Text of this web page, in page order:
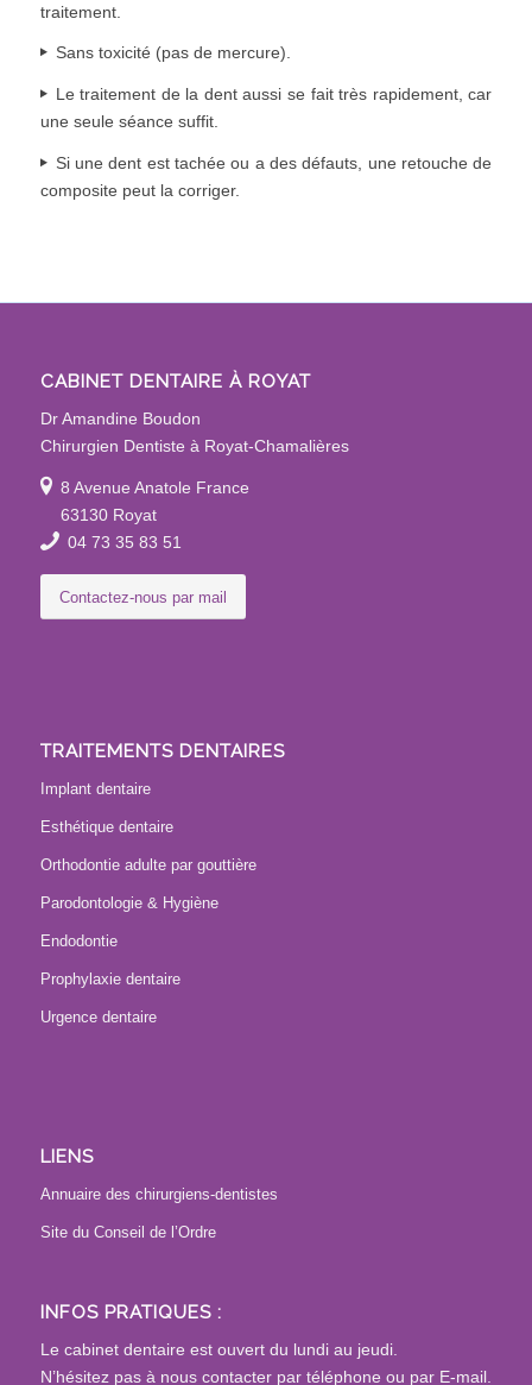
traitement.
Sans toxicité (pas de mercure).
Le traitement de la dent aussi se fait très rapidement, car
une seule séance suffit.
Si une dent est tachée ou a des défauts, une retouche de
composite peut la corriger.
CABINET DENTAIRE À ROYAT
Dr Amandine Boudon
Chirurgien Dentiste à Royat-Chamalières
8 Avenue Anatole France
63130 Royat
04 73 35 83 51
Contactez-nous par mail
TRAITEMENTS DENTAIRES
Implant dentaire
Esthétique dentaire
Orthodontie adulte par gouttière
Parodontologie & Hygiène
Endodontie
Prophylaxie dentaire
Urgence dentaire
LIENS
Annuaire des chirurgiens-dentistes
Site du Conseil de l’Ordre
INFOS PRATIQUES :
Le cabinet dentaire est ouvert du lundi au jeudi.
N’hésitez pas à nous contacter par téléphone ou par E-mail.